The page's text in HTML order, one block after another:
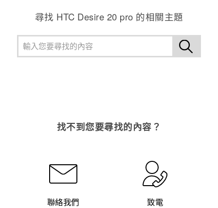
尋找 ‎HTC Desire 20 pro 的相關主題
找不到您要尋找的內容？
聯絡我們 致電